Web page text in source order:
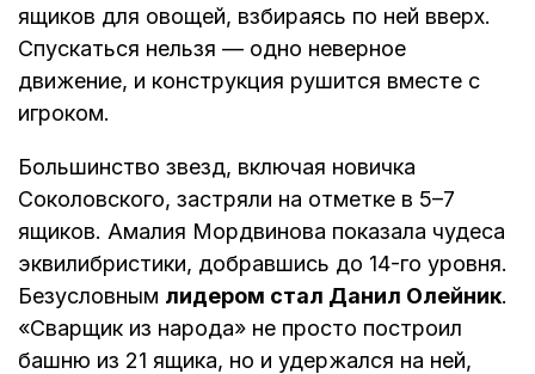
ящиков для овощей, взбираясь по ней вверх.
Спускаться нельзя — одно неверное
движение, и конструкция рушится вместе с
игроком.
Большинство звезд, включая новичка
Соколовского, застряли на отметке в 5–7
ящиков. Амалия Мордвинова показала чудеса
эквилибристики, добравшись до 14-го уровня.
Безусловным лидером стал Данил Олейник.
«Сварщик из народа» не просто построил
башню из 21 ящика, но и удержался на ней,